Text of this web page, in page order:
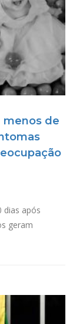
menos de
dias após
geram